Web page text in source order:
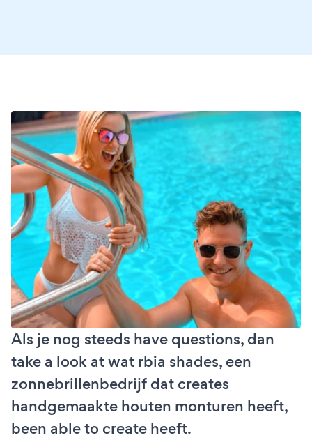
Als je nog steeds have questions, dan
take a look at wat rbia shades, een
zonnebrillenbedrijf dat creates
handgemaakte houten monturen heeft,
been able to create heeft.